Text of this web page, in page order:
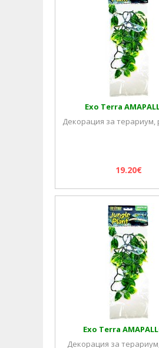
Exo Terra
Декорация за терариум,
19.20€
Exo Terra
Декорация за